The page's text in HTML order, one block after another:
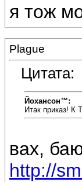
я тож
Plague
Цитата:
Йохансон™:
Итак приказ! К
вах,
http://